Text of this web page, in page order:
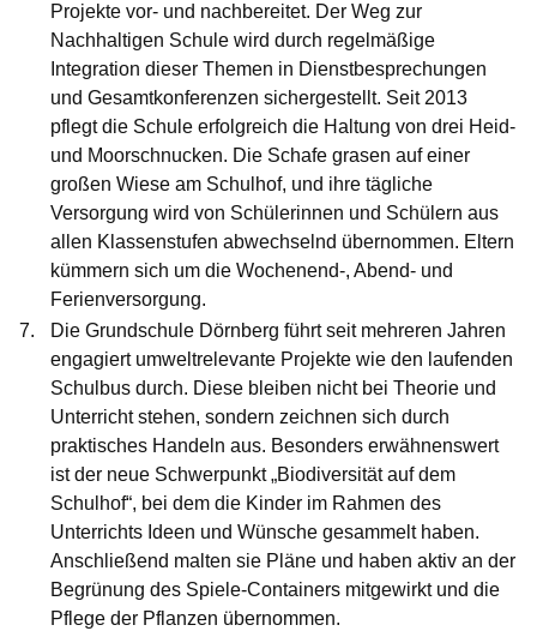
Projekte vor- und nachbereitet. Der Weg zur
Nachhaltigen Schule wird durch regelmäßige
Integration dieser Themen in Dienstbesprechungen
und Gesamtkonferenzen sichergestellt. Seit 2013
pflegt die Schule erfolgreich die Haltung von drei Heid-
und Moorschnucken. Die Schafe grasen auf einer
großen Wiese am Schulhof, und ihre tägliche
Versorgung wird von Schülerinnen und Schülern aus
allen Klassenstufen abwechselnd übernommen. Eltern
kümmern sich um die Wochenend-, Abend- und
Ferienversorgung.
Die Grundschule Dörnberg führt seit mehreren Jahren
engagiert umweltrelevante Projekte wie den laufenden
Schulbus durch. Diese bleiben nicht bei Theorie und
Unterricht stehen, sondern zeichnen sich durch
praktisches Handeln aus. Besonders erwähnenswert
ist der neue Schwerpunkt „Biodiversität auf dem
Schulhof“, bei dem die Kinder im Rahmen des
Unterrichts Ideen und Wünsche gesammelt haben.
Anschließend malten sie Pläne und haben aktiv an der
Begrünung des Spiele-Containers mitgewirkt und die
Pflege der Pflanzen übernommen.